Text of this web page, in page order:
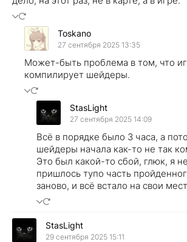
Toskano
27 сентября 2025 13:35
Может-быть проблема в том, что
компилирует шейдеры.
StasLight
27 сентября 2025 14:09
Всё в порядке было 3 часа, а
шейдеры начала как-то не так
Это был какой-то сбой, глюк, я
пришлось тупо часть
заново, и всё встало на свои
StasLight
29 сентября 2025 15:11